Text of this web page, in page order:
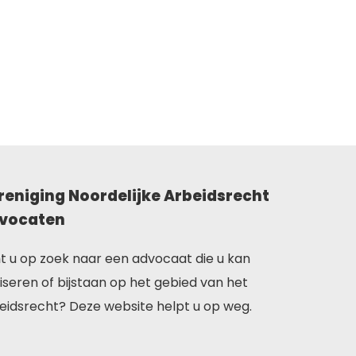
Noordelijke Arbeidsrecht
u op zoek naar een advocaat die u kan
of bijstaan op het gebied van het
Deze website helpt u op weg.